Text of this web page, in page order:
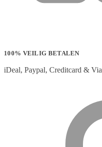
100% VEILIG BETALEN
iDeal, Paypal, Creditcard &